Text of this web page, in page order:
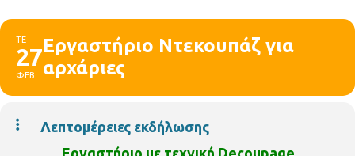
ΤΕ
27
ΦΕΒ
Εργαστήριο Ντεκουπάζ για
αρχάριες
Λεπτομέρειες εκδήλωσης
Εργαστήριο με τεχνική Decoupage